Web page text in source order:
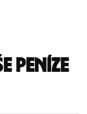
peníze